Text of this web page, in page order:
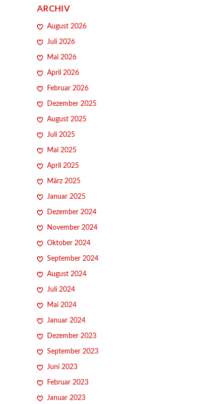
ARCHIV
August 2026
Juli 2026
Mai 2026
April 2026
Februar 2026
Dezember 2025
August 2025
Juli 2025
Mai 2025
April 2025
März 2025
Januar 2025
Dezember 2024
November 2024
Oktober 2024
September 2024
August 2024
Juli 2024
Mai 2024
Januar 2024
Dezember 2023
September 2023
Juni 2023
Februar 2023
Januar 2023